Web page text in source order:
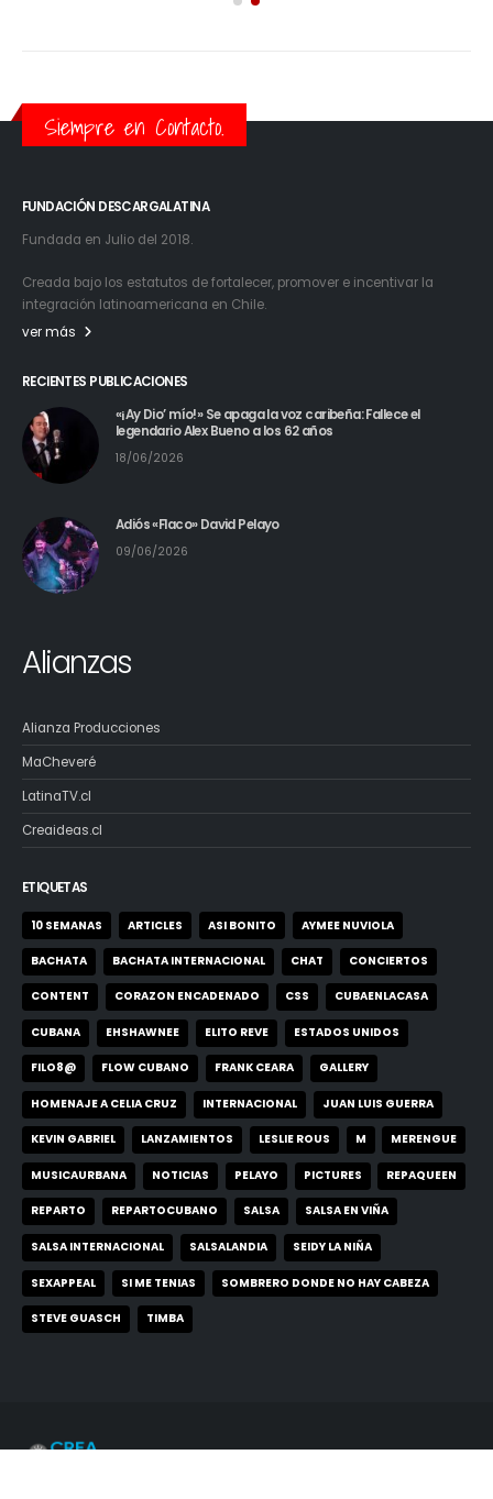
Siempre en Contacto.
FUNDACIÓN DESCARGALATINA
Fundada en Julio del 2018.
Creada bajo los estatutos de fortalecer, promover e incentivar la
integración latinoamericana en Chile.
ver más
RECIENTES PUBLICACIONES
«¡Ay Dio’ mío!» Se apaga la voz caribeña: Fallece el
legendario Alex Bueno a los 62 años
18/06/2026
Adiós «Flaco» David Pelayo
09/06/2026
Alianzas
Alianza Producciones
MaCheveré
LatinaTV.cl
Creaideas.cl
ETIQUETAS
10 SEMANAS ARTICLES ASI BONITO AYMEE NUVIOLA
BACHATA BACHATA INTERNACIONAL CHAT CONCIERTOS
CONTENT CORAZON ENCADENADO CSS CUBAENLACASA
CUBANA EHSHAWNEE ELITO REVE ESTADOS UNIDOS
FILO8@ FLOW CUBANO FRANK CEARA GALLERY
HOMENAJE A CELIA CRUZ INTERNACIONAL JUAN LUIS GUERRA
KEVIN GABRIEL LANZAMIENTOS LESLIE ROUS M MERENGUE
MUSICAURBANA NOTICIAS PELAYO PICTURES REPAQUEEN
REPARTO REPARTOCUBANO SALSA SALSA EN VIÑA
SALSA INTERNACIONAL SALSALANDIA SEIDY LA NIÑA
SEXAPPEAL SI ME TENIAS SOMBRERO DONDE NO HAY CABEZA
STEVE GUASCH TIMBA